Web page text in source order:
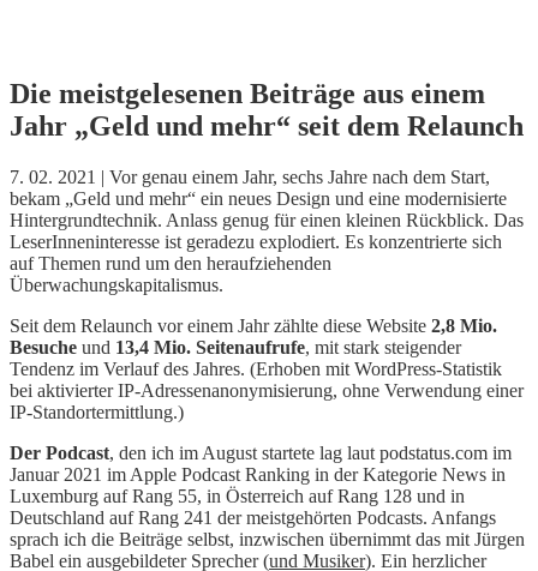
Skip
to
content
Die meistgelesenen Beiträge aus einem
Jahr „Geld und mehr“ seit dem Relaunch
7. 02. 2021 | Vor genau einem Jahr, sechs Jahre nach dem Start,
bekam „Geld und mehr“ ein neues Design und eine modernisierte
Hintergrundtechnik. Anlass genug für einen kleinen Rückblick. Das
LeserInneninteresse ist geradezu explodiert. Es konzentrierte sich
auf Themen rund um den heraufziehenden
Überwachungskapitalismus.
Seit dem Relaunch vor einem Jahr zählte diese Website 2,8 Mio.
Besuche und 13,4 Mio. Seitenaufrufe, mit stark steigender
Tendenz im Verlauf des Jahres. (Erhoben mit WordPress-Statistik
bei aktivierter IP-Adressenanonymisierung, ohne Verwendung einer
IP-Standortermittlung.)
Der Podcast, den ich im August startete lag laut podstatus.com im
Januar 2021 im Apple Podcast Ranking in der Kategorie News in
Luxemburg auf Rang 55, in Österreich auf Rang 128 und in
Deutschland auf Rang 241 der meistgehörten Podcasts. Anfangs
sprach ich die Beiträge selbst, inzwischen übernimmt das mit Jürgen
Babel ein ausgebildeter Sprecher (und Musiker). Ein herzlicher